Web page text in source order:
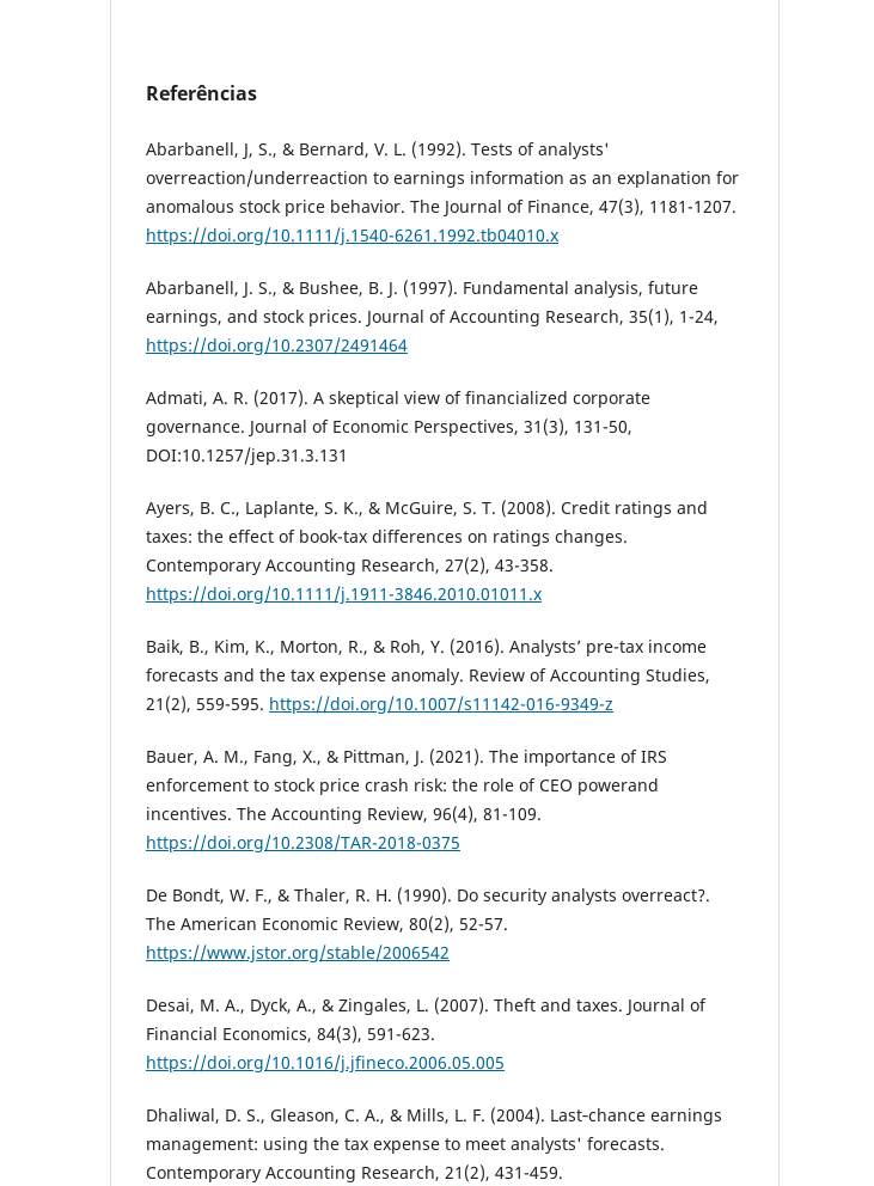
Referências
Abarbanell, J, S., & Bernard, V. L. (1992). Tests of analysts'
overreaction/underreaction to earnings information as an explanation for
anomalous stock price behavior. The Journal of Finance, 47(3), 1181-1207.
https://doi.org/10.1111/j.1540-6261.1992.tb04010.x
Abarbanell, J. S., & Bushee, B. J. (1997). Fundamental analysis, future
earnings, and stock prices. Journal of Accounting Research, 35(1), 1-24,
https://doi.org/10.2307/2491464
Admati, A. R. (2017). A skeptical view of financialized corporate
governance. Journal of Economic Perspectives, 31(3), 131-50,
DOI:10.1257/jep.31.3.131
Ayers, B. C., Laplante, S. K., & McGuire, S. T. (2008). Credit ratings and
taxes: the effect of book-tax differences on ratings changes.
Contemporary Accounting Research, 27(2), 43-358.
https://doi.org/10.1111/j.1911-3846.2010.01011.x
Baik, B., Kim, K., Morton, R., & Roh, Y. (2016). Analysts’ pre-tax income
forecasts and the tax expense anomaly. Review of Accounting Studies,
21(2), 559-595. https://doi.org/10.1007/s11142-016-9349-z
Bauer, A. M., Fang, X., & Pittman, J. (2021). The importance of IRS
enforcement to stock price crash risk: the role of CEO powerand
incentives. The Accounting Review, 96(4), 81-109.
https://doi.org/10.2308/TAR-2018-0375
De Bondt, W. F., & Thaler, R. H. (1990). Do security analysts overreact?.
The American Economic Review, 80(2), 52-57.
https://www.jstor.org/stable/2006542
Desai, M. A., Dyck, A., & Zingales, L. (2007). Theft and taxes. Journal of
Financial Economics, 84(3), 591-623.
https://doi.org/10.1016/j.jfineco.2006.05.005
Dhaliwal, D. S., Gleason, C. A., & Mills, L. F. (2004). Last‐chance earnings
management: using the tax expense to meet analysts' forecasts.
Contemporary Accounting Research, 21(2), 431-459.